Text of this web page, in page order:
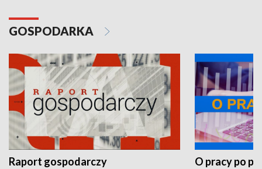
GOSPODARKA
Raport gospodarczy O pracy po